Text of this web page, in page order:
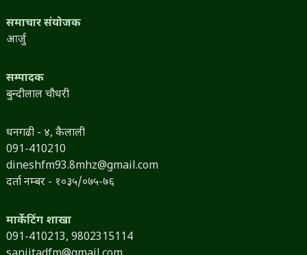
समाचार संयोजक
आर्जु
सम्पादक
बुन्दीलाल चौधरी
धनगढी - ४, कैलाली
091-410210
dineshfm93.8mhz@gmail.com
दर्ता नम्बर - १०३५/०७५-७६
मार्केटिंग शाखा
091-410213, 9802315114